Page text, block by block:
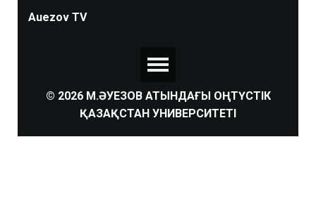
Auezov TV
© 2026 М.ӘУЕЗОВ АТЫНДАҒЫ ОҢТҮСТІК
ҚАЗАҚСТАН УНИВЕРСИТЕТІ